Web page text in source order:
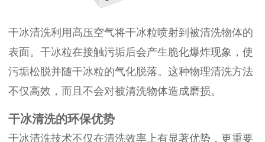
干冰清洗利用高压空气将干冰粒喷射到被清洗物体的
表面。干冰粒在接触污垢后会产生脆化爆炸现象，使
污垢松脱并随干冰粒的气化脱落。这种物理清洗方法
不仅高效，而且不会对被清洗物体造成磨损。
干冰清洗的环保优势
干冰清洗技术不仅在清洗效率上有显著优势，更重要